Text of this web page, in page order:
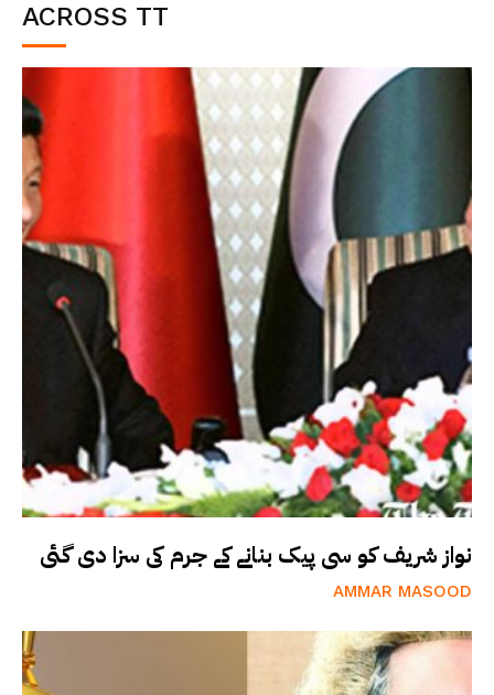
ACROSS TT
نواز شریف کو سی پیک بنانے کے جرم کی سزا دی گئی
AMMAR MASOOD